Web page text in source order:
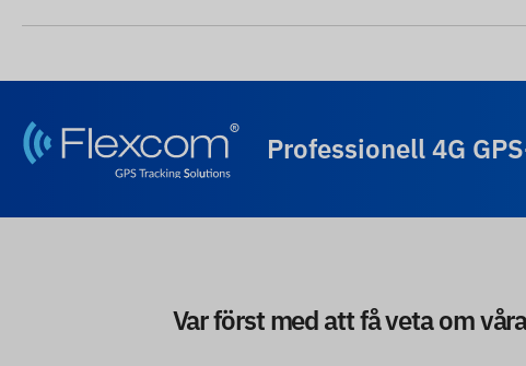
Professionell 4G
Var först med att få veta om